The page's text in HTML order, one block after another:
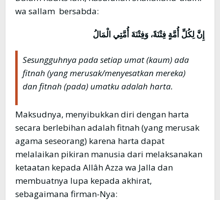
wa sallam bersabda:
إِنَّ لِكُلِّ أُمَّةٍ فِتْنَةً، وَفِتْنَةَ أُمَّتِي الْمَالُ
Sesungguhnya pada setiap umat (kaum) ada
fitnah (yang merusak/menyesatkan mereka)
dan fitnah (pada) umatku adalah harta.
Maksudnya, menyibukkan diri dengan harta
secara berlebihan adalah fitnah (yang merusak
agama seseorang) karena harta dapat
melalaikan pikiran manusia dari melaksanakan
ketaatan kepada Allâh Azza wa Jalla dan
membuatnya lupa kepada akhirat,
sebagaimana firman-Nya: